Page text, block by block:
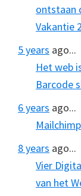
Vakantie
5 years ago...
Het web
Barcode
6 years ago...
8 years ago...
Vier
van het